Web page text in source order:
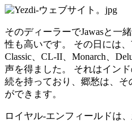
そのディーラーでJawasと一
性も高いです。 その日には、
Classic、CL-II、Monarch、
声を得ました。 それはイン
続を持っており、郷愁は、
ができます。
ロイヤル-エンフィールドは